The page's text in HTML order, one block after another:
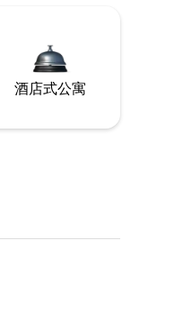
酒店式公寓